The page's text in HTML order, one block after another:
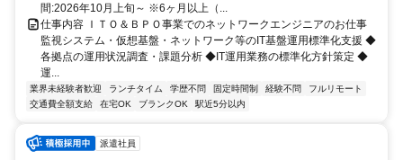
間:2026年10月上旬～ ※6ヶ月以上（...
仕事内容 ＩＴＯ＆ＢＰＯ事業でのネットワークエンジニアのお仕事
監視システム・仮想基盤・ネットワーク等のIT基盤運用標準化支援 ◆
各拠点の運用状況調査・課題分析 ◆IT運用業務の標準化方針策定 ◆
運...
業界未経験者歓迎 ランチタイム 学歴不問 固定時間制 経験不問
フルリモート
交通費全額支給
在宅OK ブランクOK 駅近5分以内
派遣社員